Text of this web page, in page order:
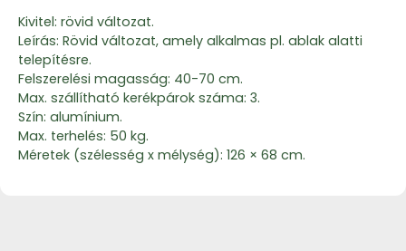
Kivitel: rövid változat.
Leírás: Rövid változat, amely alkalmas pl. ablak alatti
telepítésre.
Felszerelési magasság: 40-70 cm.
Max. szállítható kerékpárok száma: 3.
Szín: alumínium.
Max. terhelés: 50 kg.
Méretek (szélesség x mélység): 126 × 68 cm.